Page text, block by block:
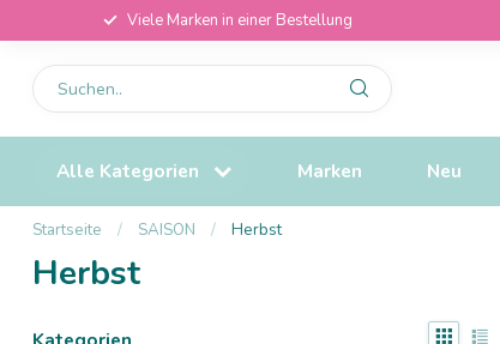
Viele Marken in einer Bestellung
Alle Kategorien Marken Neu
Startseite / SAISON / Herbst
Herbst